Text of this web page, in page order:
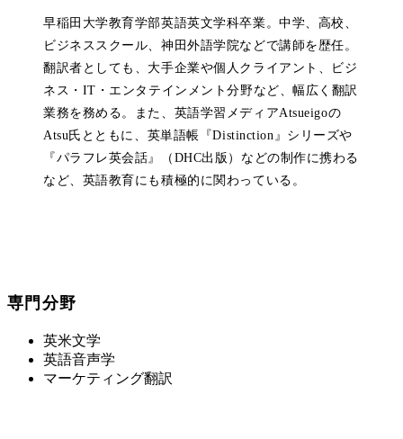
早稲田大学教育学部英語英文学科卒業。中学、高校、
ビジネススクール、神田外語学院などで講師を歴任。
翻訳者としても、大手企業や個人クライアント、ビジ
ネス・IT・エンタテインメント分野など、幅広く翻訳
業務を務める。また、英語学習メディアAtsueigoの
Atsu氏とともに、英単語帳『Distinction』シリーズや
『パラフレ英会話』（DHC出版）などの制作に携わる
など、英語教育にも積極的に関わっている。
専門分野
英米文学
英語音声学
マーケティング翻訳